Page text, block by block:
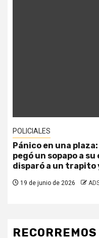
POLICIALES
Pánico en una
pegó un sopapo a su
disparó a un
19 de junio de 2026